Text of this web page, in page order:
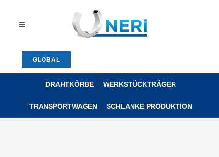
GLOBAL
DRAHTKÖRBE WERKSTÜCKTRÄGER
TRANSPORTWAGEN SCHLANKE PRODUKTION